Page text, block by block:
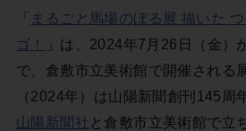
「 まるごと馬場のぼる展 描いた
ゴ！
」は、2024年7月26日（金）
で、倉敷市立美術館で開催される
（2024年）は山陽新聞創刊145周
山陽新聞社 と倉敷市立美術館で立